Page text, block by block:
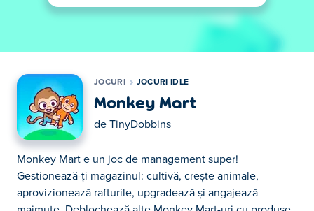
JOCURI JOCURI IDLE
Monkey Mart
de TinyDobbins
Monkey Mart e un joc de management super!
Gestionează-ți magazinul: cultivă, crește animale,
aprovizionează rafturile, upgradează și angajează